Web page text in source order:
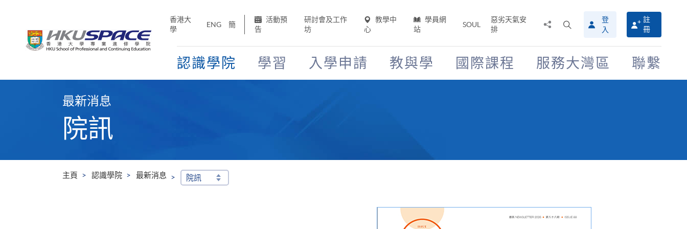
香港大
學
ENG 簡
活動預
告
研討會及工作
坊
教學中
心
學員網
站
SOUL
惡劣天氣安
排
搜
尋
介
面
登
入
註
冊
認識學院 學習 入學申請 教與學 國際課程 服務大灣區 聯繫
最新消息
院訊
主頁 認識學院 最新消息 院訊